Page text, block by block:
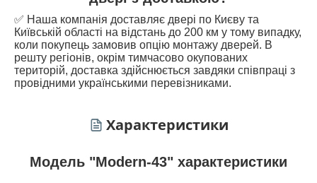
✅ Наша компанія доставляє двері по Києву та
Київській області на відстань до 200 км у тому випадку,
коли покупець замовив опцію монтажу дверей. В
решту регіонів, окрім тимчасово окупованих
територій, доставка здійснюється завдяки співпраці з
провідними українськими перевізниками.
Характеристики
Модель "Modern-43" характеристики